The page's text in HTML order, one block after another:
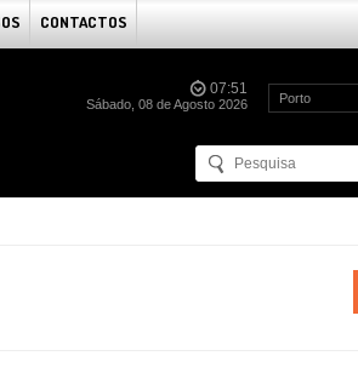
CONTACTOS
07:51
Sábado, 08 de Agosto 2026 Porto